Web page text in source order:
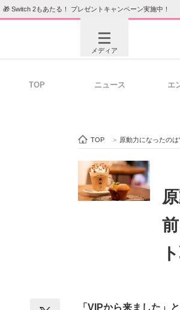
🎁 Switch 2もあたる！ プレゼントキャンペーン実施中！
メディア
ビジネスと働き方のヒン
ITエンジニア向け専門サ
TOP ニュース エ
TOP > 原動力になったの
「VIPから来ました」